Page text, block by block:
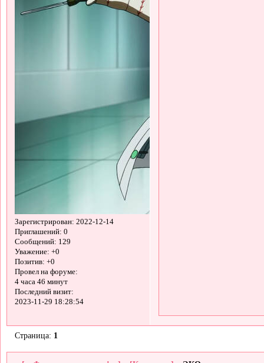
Зарегистрирован: 2022-12-14
Приглашений: 0
Сообщений: 129
Уважение: +0
Позитив: +0
Провел на форуме:
4 часа 46 минут
Последний визит:
2023-11-29 18:28:54
Страница: 1